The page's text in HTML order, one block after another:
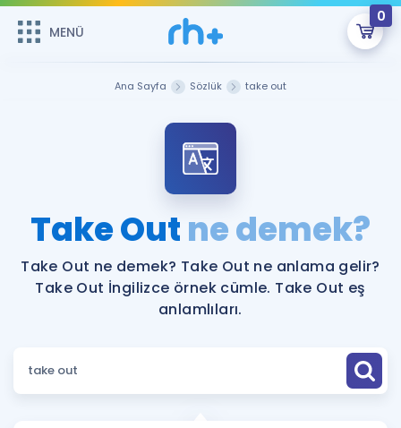
MENÜ
0
ÜYE DEĞİLİM
Sepetin Şu An Boş.
Remzi Hoca ile seni sınava hazırlayacak onlarca eğitim seni
bekliyor!
MENÜ
Faydalı Araçlar
Sözlük
Hakkımızda
Ana Sayfa Sözlük take out
Take Outne demek?
Take Out ne demek? Take Out ne anlama gelir?
Take Out İngilizce örnek cümle. Take Out eş
anlamlıları.